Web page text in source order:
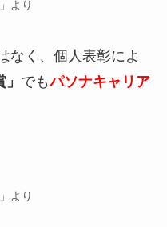
より
なく、個人表彰によ
でもパソナキャリア
より